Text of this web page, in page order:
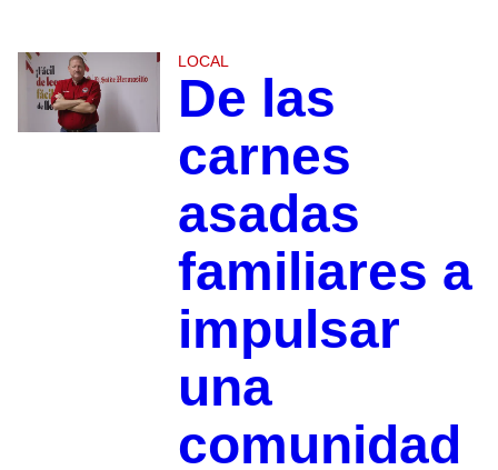
LOCAL
De las
carnes
asadas
familiares a
impulsar
una
comunidad